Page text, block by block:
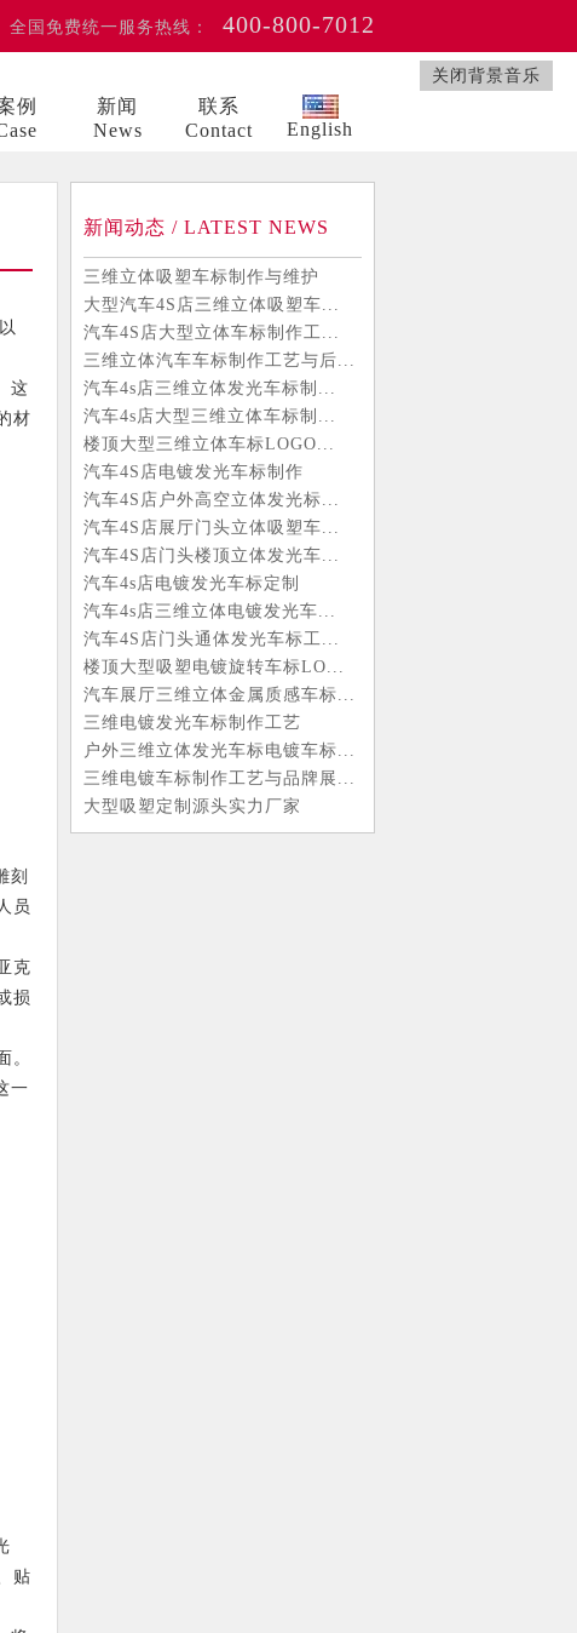
关闭背景音乐
全国免费统一服务热线： 400-800-7012
例
新闻
News
联系
Contact
English
这
材
刻
员
克
损
。
一
贴
新闻动态 / LATEST NEWS
三维立体吸塑车标制作与维护
大型汽车4S店三维立体吸塑车...
汽车4S店大型立体车标制作工...
三维立体汽车车标制作工艺与后...
汽车4s店三维立体发光车标制...
汽车4s店大型三维立体车标制...
楼顶大型三维立体车标LOGO...
汽车4S店电镀发光车标制作
汽车4S店户外高空立体发光标...
汽车4S店展厅门头立体吸塑车...
汽车4S店门头楼顶立体发光车...
汽车4s店电镀发光车标定制
汽车4s店三维立体电镀发光车...
汽车4S店门头通体发光车标工...
楼顶大型吸塑电镀旋转车标LO...
汽车展厅三维立体金属质感车标...
三维电镀发光车标制作工艺
户外三维立体发光车标电镀车标...
三维电镀车标制作工艺与品牌展...
大型吸塑定制源头实力厂家